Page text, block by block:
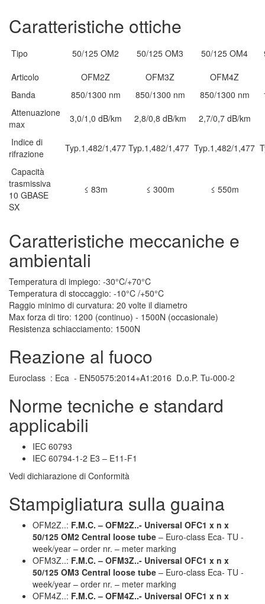
Caratteristiche ottiche
Tipo 50/125 OM2 50/125 OM3 50/125 OM4
Articolo
OFM2Z OFM3Z
OFM4Z
Banda
850/1300 nm 850/1300 nm 850/1300 nm
Attenuazione
max
3,0/1,0 dB/km 2,8/0,8 dB/km
2,7/0,7 dB/km
Indice di
rifrazione
Typ.1,482/1,477 Typ.1,482/1,477 Typ.1,482/1,477
Capacità
trasmissiva
10 GBASE
SX
≤ 83m ≤ 300m ≤ 550m
Caratteristiche meccaniche e
ambientali
Temperatura di impiego: -30°C/+70°C
Temperatura di stoccaggio: -10°C /+50°C
Raggio minimo di curvatura: 20 volte il diametro
Max forza di tiro: 1200 (continuo) - 1500N (occasionale)
Resistenza schiacciamento: 1500N
Reazione al fuoco
Euroclass : Eca - EN50575:2014+A1:2016 D.o.P. Tu-000-2
Norme tecniche e standard
applicabili
IEC 60793
IEC 60794-1-2 E3 – E11-F1
Vedi dichiarazione di Conformità
Stampigliatura sulla guaina
OFM2Z..: F.M.C. – OFM2Z..- Universal OFC1 x n x
50/125 OM2 Central loose tube – Euro-class Eca- TU -
week/year – order nr. – meter marking
OFM3Z..: F.M.C. – OFM3Z..- Universal OFC1 x n x
50/125 OM3 Central loose tube – Euro-class Eca- TU -
week/year – order nr. – meter marking
OFM4Z..: F.M.C. – OFM4Z..- Universal OFC1 x n x